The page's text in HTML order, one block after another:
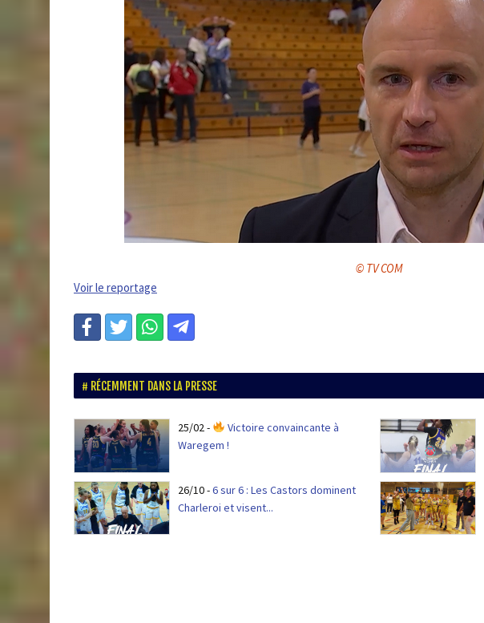
© TV COM
Voir le reportage
RÉCEMMENT DANS LA PRESSE
25/02-
Victoire convaincante à
Waregem !
26/10-6 sur 6 : Les Castors dominent
Charleroi et visent...